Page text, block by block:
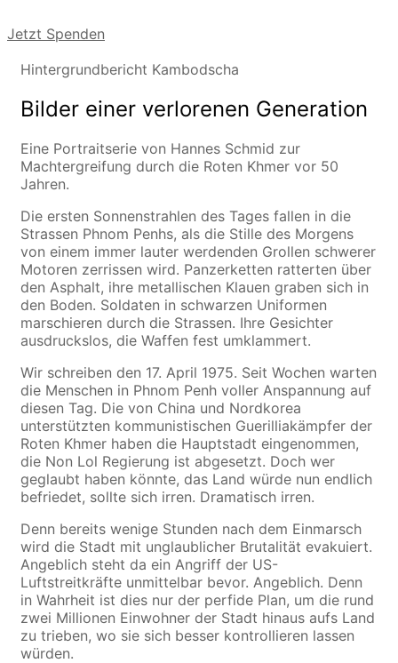
Jetzt Spenden
Hintergrundbericht Kambodscha
Bilder einer verlorenen Generation
Eine Portraitserie von Hannes Schmid zur
Machtergreifung durch die Roten Khmer vor 50
Jahren.
Die ersten Sonnenstrahlen des Tages fallen in die
Strassen Phnom Penhs, als die Stille des Morgens
von einem immer lauter werdenden Grollen schwerer
Motoren zerrissen wird. Panzerketten ratterten über
den Asphalt, ihre metallischen Klauen graben sich in
den Boden. Soldaten in schwarzen Uniformen
marschieren durch die Strassen. Ihre Gesichter
ausdruckslos, die Waffen fest umklammert.
Wir schreiben den 17. April 1975. Seit Wochen warten
die Menschen in Phnom Penh voller Anspannung auf
diesen Tag. Die von China und Nordkorea
unterstützten kommunistischen Guerilliakämpfer der
Roten Khmer haben die Hauptstadt eingenommen,
die Non Lol Regierung ist abgesetzt. Doch wer
geglaubt haben könnte, das Land würde nun endlich
befriedet, sollte sich irren. Dramatisch irren.
Denn bereits wenige Stunden nach dem Einmarsch
wird die Stadt mit unglaublicher Brutalität evakuiert.
Angeblich steht da ein Angriff der US-
Luftstreitkräfte unmittelbar bevor. Angeblich. Denn
in Wahrheit ist dies nur der perfide Plan, um die rund
zwei Millionen Einwohner der Stadt hinaus aufs Land
zu trieben, wo sie sich besser kontrollieren lassen
würden.